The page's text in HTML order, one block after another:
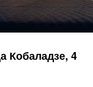
Кобаладзе, 4